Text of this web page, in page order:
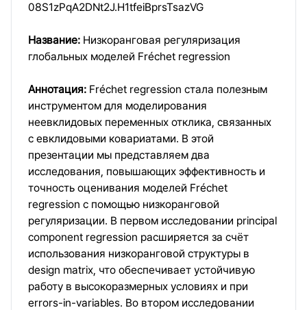
08S1zPqA2DNt2J.H1tfeiBprsTsazVG
Название: Низкоранговая регуляризация
глобальных моделей Fréchet regression
Аннотация: Fréchet regression стала полезным
инструментом для моделирования
неевклидовых переменных отклика, связанных
с евклидовыми ковариатами. В этой
презентации мы представляем два
исследования, повышающих эффективность и
точность оценивания моделей Fréchet
regression с помощью низкоранговой
регуляризации. В первом исследовании principal
component regression расширяется за счёт
использования низкоранговой структуры в
design matrix, что обеспечивает устойчивую
работу в высокоразмерных условиях и при
errors-in-variables. Во втором исследовании